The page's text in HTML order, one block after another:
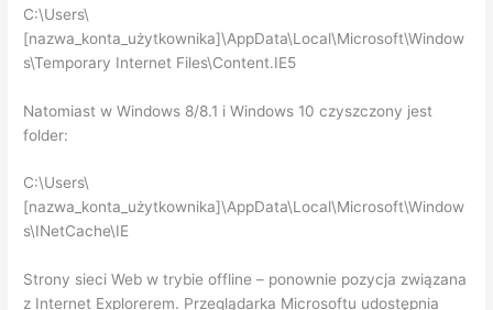
C:\Users\
[nazwa_konta_użytkownika]\AppData\Local\Microsoft\Window
s\Temporary Internet Files\Content.IE5
Natomiast w Windows 8/8.1 i Windows 10 czyszczony jest
folder:
C:\Users\
[nazwa_konta_użytkownika]\AppData\Local\Microsoft\Window
s\INetCache\IE
Strony sieci Web w trybie offline – ponownie pozycja związana
z Internet Explorerem. Przeglądarka Microsoftu udostępnia